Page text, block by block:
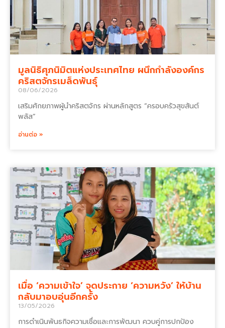
มูลนิธิศุภนิมิตแห่งประเทศไทย ผนึกกำลังองค์กร
คริสตจักรเมล็ดพันธุ์
08/06/2026
เสริมศักยภาพผู้นำคริสตจักร ผ่านหลักสูตร “ครอบครัวสุขสันต์
พลัส”
อ่านต่อ »
เมื่อ ‘ความเข้าใจ’ จุดประกาย ‘ความหวัง’ ให้บ้าน
กลับมาอบอุ่นอีกครั้ง
13/05/2026
การดำเนินพันธกิจความเชื่อและการพัฒนา ควบคู่การปกป้อง